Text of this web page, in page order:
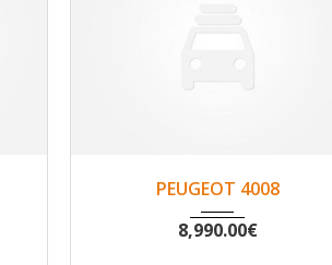
2014 Non 187500
PEUGEOT 4008
8,990.00€